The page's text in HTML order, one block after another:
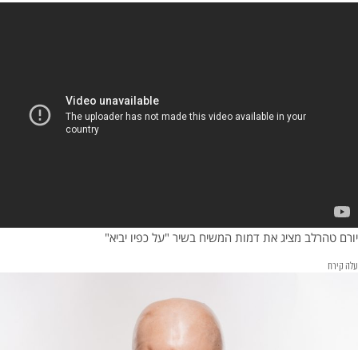
יורם טהרלב מציג את דמות המשיח בשיר "על כפיו יביא"
עלה קירח